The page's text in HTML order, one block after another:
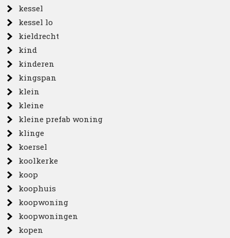
kessel
kessel lo
kieldrecht
kind
kinderen
kingspan
klein
kleine
kleine prefab woning
klinge
koersel
koolkerke
koop
koophuis
koopwoning
koopwoningen
kopen